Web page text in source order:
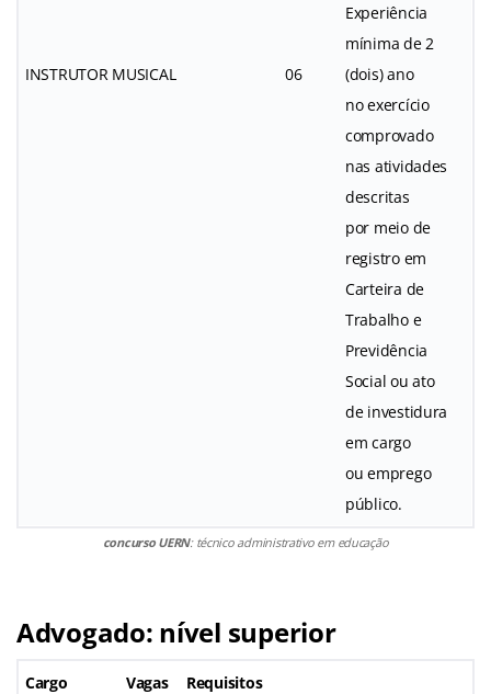
INSTRUTOR MUSICAL 06
Experiência
mínima de 2
(dois) ano
no exercício
comprovado
nas atividades
descritas
por meio de
registro em
Carteira de
Trabalho e
Previdência
Social ou ato
de investidura
em cargo
ou emprego
público.
concurso UERN: técnico administrativo em educação
Advogado: nível superior
Cargo Vagas Requisitos